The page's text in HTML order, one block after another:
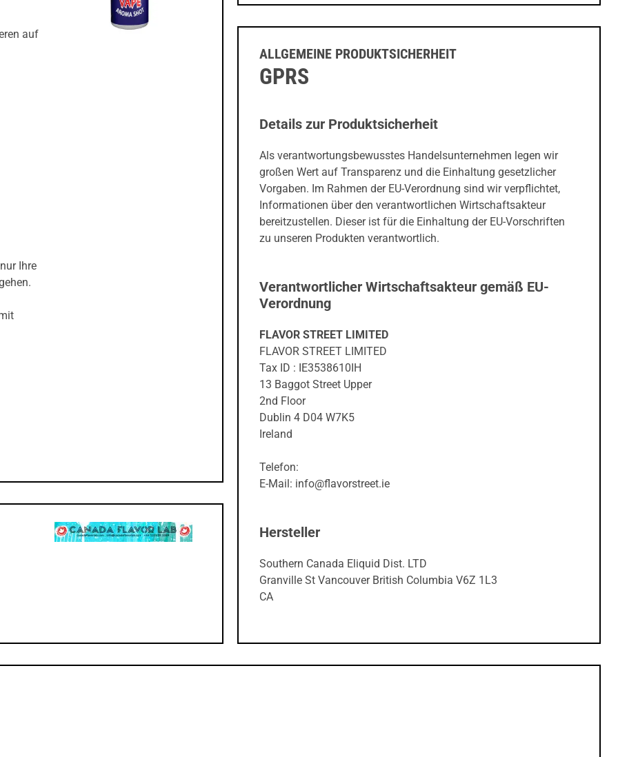
auf
Ihre
ALLGEMEINE PRODUKTSICHERHEIT
GPRS
Details zur Produktsicherheit
Als verantwortungsbewusstes Handelsunternehmen legen wir
großen Wert auf Transparenz und die Einhaltung gesetzlicher
Vorgaben. Im Rahmen der EU-Verordnung sind wir verpflichtet,
Informationen über den verantwortlichen Wirtschaftsakteur
bereitzustellen. Dieser ist für die Einhaltung der EU-Vorschriften
zu unseren Produkten verantwortlich.
Verantwortlicher Wirtschaftsakteur gemäß EU-
Verordnung
FLAVOR STREET LIMITED
FLAVOR STREET LIMITED
Tax ID : IE3538610IH
13 Baggot Street Upper
2nd Floor
Dublin 4 D04 W7K5
Ireland
Telefon:
E-Mail: info@flavorstreet.ie
Hersteller
Southern Canada Eliquid Dist. LTD
Granville St Vancouver British Columbia V6Z 1L3
CA